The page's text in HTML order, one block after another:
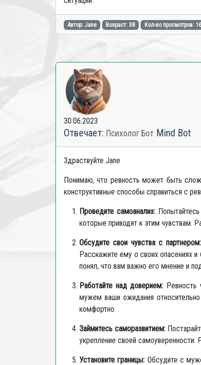
Автор: Jane Возраст: 38 Кол-во просмотров:
30.06.2023
Отвечает: Психолог Бот Mind Bot
Здраствуйте Jane
Понимаю, что ревность может быть
конструктивные способы справиться с
Проведите самоанализ:
которые приводят к этим чувствам.
Обсудите свои чувства с партнером:
Расскажите ему о своих опасениях и
понял, что вам важно его мнение и
Работайте над доверием: Ревность
мужем ваши ожидания
комфортно.
Займитесь саморазвитием:
укрепление своей самоуверенности.
Установите границы: Обсудите с